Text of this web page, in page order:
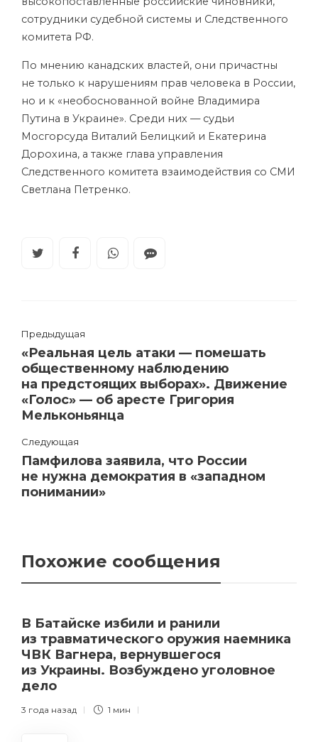
сотрудники судебной системы и Следственного
комитета РФ.
По мнению канадских властей, они причастны
не только к нарушениям прав человека в России,
но и к «необоснованной войне Владимира
Путина в Украине». Среди них — судьи
Мосгорсуда Виталий Белицкий и Екатерина
Дорохина, а также глава управления
Следственного комитета взаимодействия со СМИ
Светлана Петренко.
Предыдущая
«Реальная цель атаки — помешать
общественному наблюдению
на предстоящих выборах». Движение
«Голос» — об аресте Григория
Мельконьянца
Следующая
Памфилова заявила, что России
не нужна демократия в «западном
понимании»
Похожие сообщения
В Батайске избили и ранили
из травматического оружия наемника
ЧВК Вагнера, вернувшегося
из Украины. Возбуждено уголовное
дело
3 года назад 1 мин